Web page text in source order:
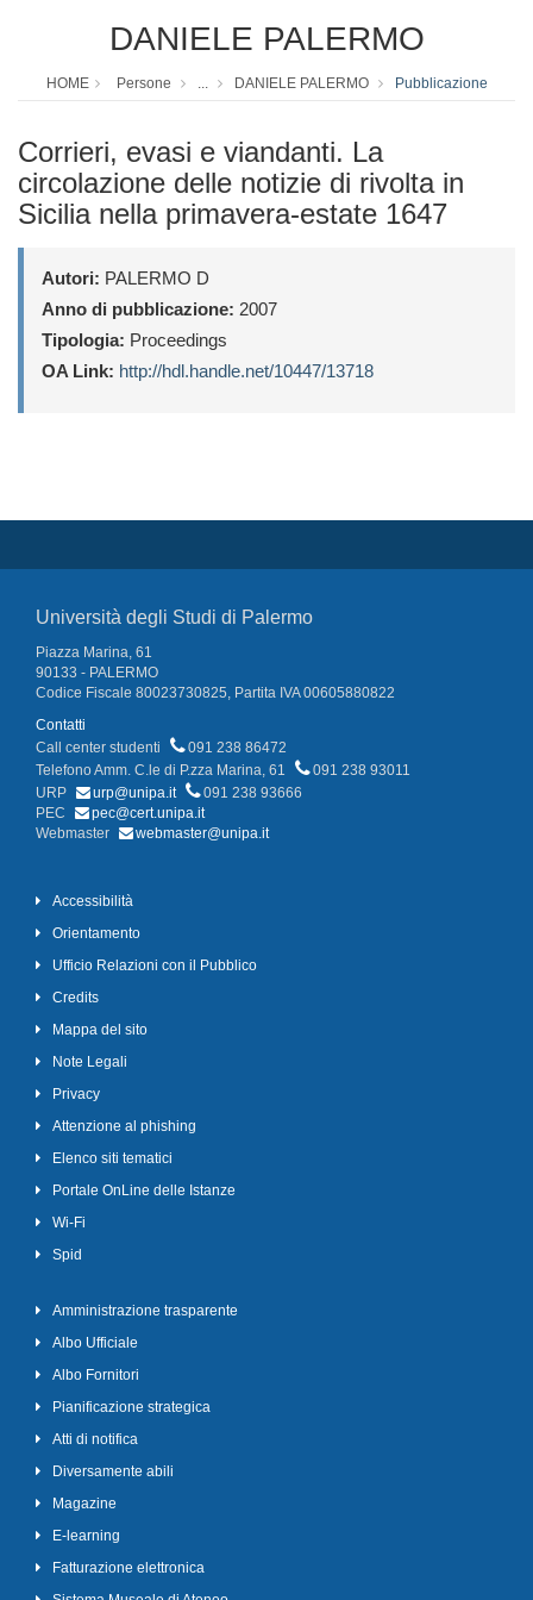
DANIELE PALERMO
HOME Persone ... DANIELE PALERMO Pubblicazione
Corrieri, evasi e viandanti. La
circolazione delle notizie di rivolta in
Sicilia nella primavera-estate 1647
Autori: PALERMO D
Anno di pubblicazione: 2007
Tipologia: Proceedings
OA Link: http://hdl.handle.net/10447/13718
Università degli Studi di Palermo
Piazza Marina, 61
90133 - PALERMO
Codice Fiscale 80023730825, Partita IVA 00605880822
Contatti
Call center studenti
091 238 86472
Telefono Amm. C.le di P.zza Marina, 61
091 238 93011
URP
urp@unipa.it
091 238 93666
PEC
pec@cert.unipa.it
Webmaster
webmaster@unipa.it
Accessibilità
Orientamento
Ufficio Relazioni con il Pubblico
Credits
Mappa del sito
Note Legali
Privacy
Attenzione al phishing
Elenco siti tematici
Portale OnLine delle Istanze
Wi-Fi
Spid
Amministrazione trasparente
Albo Ufficiale
Albo Fornitori
Pianificazione strategica
Atti di notifica
Diversamente abili
Magazine
E-learning
Fatturazione elettronica